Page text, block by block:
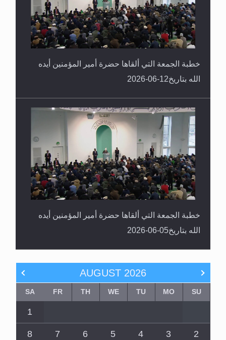
خطبة الجمعة التي ألقاها حضرة أمير المؤمنين أيده
الله بتاريخ12-06-2026
خطبة الجمعة التي ألقاها حضرة أمير المؤمنين أيده
الله بتاريخ05-06-2026
AUGUST 2026
SU
MO
TU
WE
TH
FR
SA
1
2
3
4
5
6
7
8